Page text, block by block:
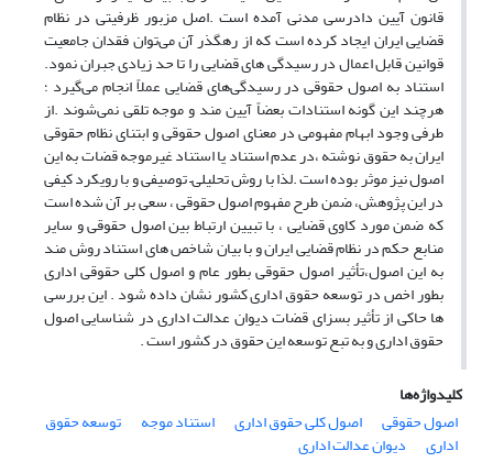
قانون آیین دادرسی مدنی آمده است .اصل مزبور ظرفیتی در نظام
قضایی ایران ایجاد کرده است که از رهگذر آن می‌توان فقدان جامعیت
قوانین قابل اعمال در رسیدگی های قضایی را تا حد زیادی جبران نمود.
استناد به اصول حقوقی در رسیدگی‌های قضایی عملاً انجام می‌گیرد ؛
هرچند این گونه استنادات بعضاً آیین مند و موجه تلقی نمی‌شوند .از
طرفی وجود ابهام مفهومی در معنای اصول حقوقی و ابتنای نظام حقوقی
ایران به حقوق نوشته ،در عدم استناد یا استناد غیرموجه قضات به این
اصول نیز موثر بوده است .لذا با روش تحلیلی– توصیفی و با رویکرد کیفی
در این پژوهش، ضمن طرح مفهوم اصول حقوقی ، سعی بر آن شده است
که ضمن مورد کاوی قضایی ، با تبیین ارتباط بین اصول حقوقی و سایر
منابع حکم در نظام قضایی ایران و با بیان شاخص های استناد روش مند
به این اصول،تأثیر اصول حقوقی بطور عام و اصول کلی حقوقی اداری
بطور اخص در توسعه حقوق اداری کشور نشان داده شود . این بررسی
ها حاکی از تأثیر بسزای قضات دیوان عدالت اداری در شناسایی اصول
حقوق اداری و به تبع توسعه این حقوق در کشور است .
کلیدواژه‌ها
اصول حقوقی
اصول کلی حقوق اداری استناد موجه توسعه حقوق
اداری
دیوان عدالت اداری